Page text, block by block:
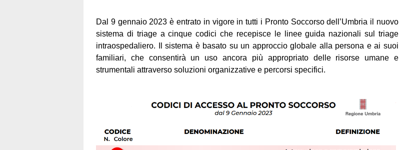
Dal 9 gennaio 2023 è entrato in vigore in tutti i Pronto Soccorso dell’Umbria il nuovo
sistema di triage a cinque codici che recepisce le linee guida nazionali sul triage
intraospedaliero. Il sistema è basato su un approccio globale alla persona e ai suoi
familiari, che consentirà un uso ancora più appropriato delle risorse umane e
strumentali attraverso soluzioni organizzative e percorsi specifici.